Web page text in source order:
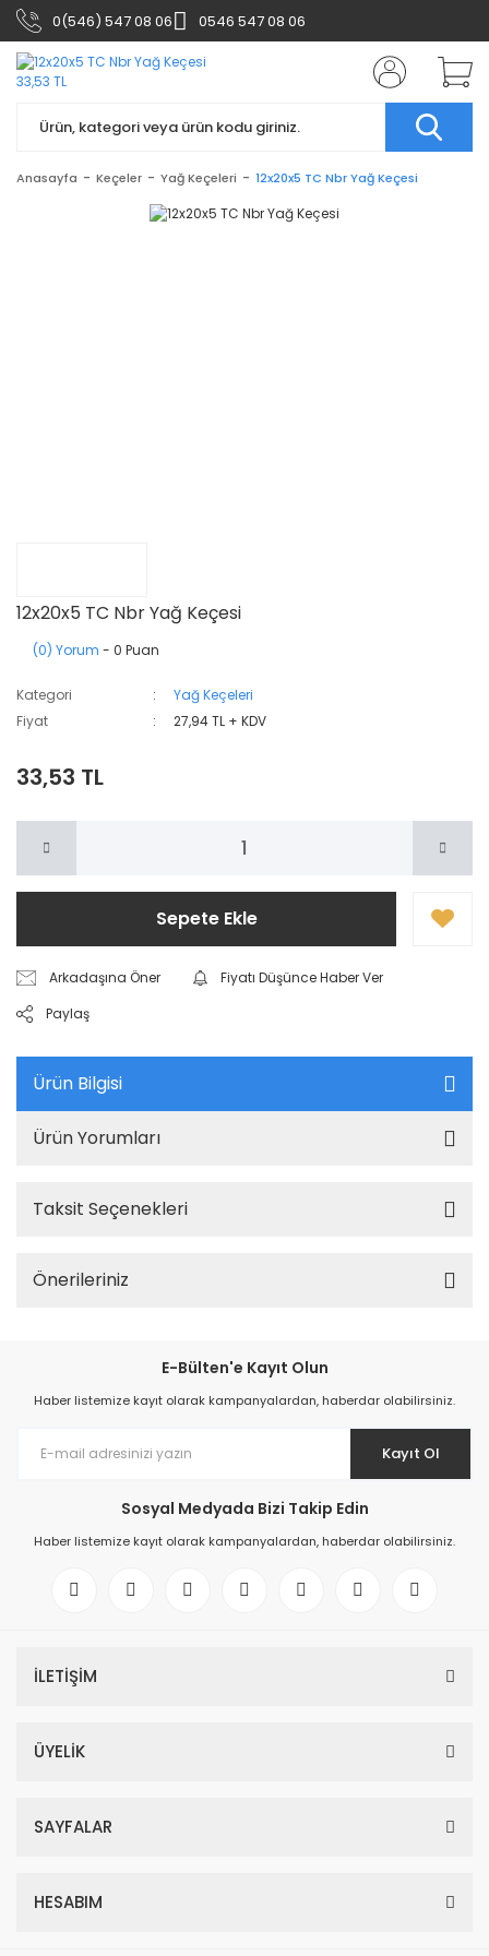
0(546) 547 08 06 0546 547 08 06
Anasayfa Keçeler Yağ Keçeleri 12x20x5 TC Nbr Yağ Keçesi
12x20x5 TC Nbr Yağ Keçesi
(0) Yorum - 0 Puan
Kategori
Yağ Keçeleri
Fiyat
27,94 TL + KDV
33,53 TL
Sepete Ekle
Arkadaşına Öner
Fiyatı Düşünce Haber Ver
Paylaş
Ürün Bilgisi
Ürün Yorumları
Taksit Seçenekleri
Önerileriniz
E-Bülten'e Kayıt Olun
Haber listemize kayıt olarak kampanyalardan, haberdar olabilirsiniz.
Kayıt Ol
Sosyal Medyada Bizi Takip Edin
Haber listemize kayıt olarak kampanyalardan, haberdar olabilirsiniz.
İLETİŞİM
ÜYELİK
SAYFALAR
HESABIM